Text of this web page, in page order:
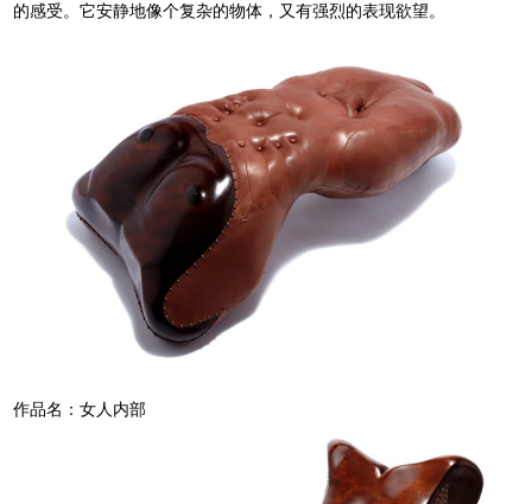
的感受。它安静地像个复杂的物体，又有强烈的表现欲望。
作品名：女人内部